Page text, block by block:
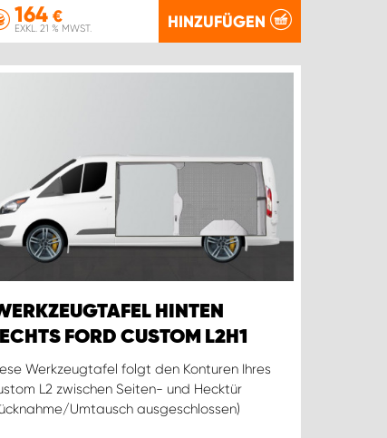
164 €
EXKL. 21 % MWST. HINZUFÜGEN
HINTEN
FORD CUSTOM L2H1
Werkzeugtafel folgt den Konturen Ihres
L2 zwischen Seiten- und Hecktür
Umtausch ausgeschlossen)